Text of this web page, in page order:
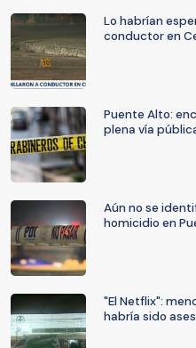
Lo habrían
conductor en
Puente Alto:
plena vía
Aún no se
homicidio en
"El Netflix":
habría sido